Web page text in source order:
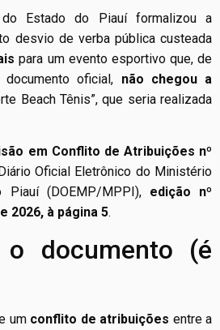
Estado do Piauí formalizou a
desvio de verba pública custeada
para um evento esportivo que, de
oficial, não chegou a
Beach Tênis”, que seria realizada
em Conflito de Atribuições nº
Oficial Eletrônico do Ministério
(DOEMP/MPPI), edição nº
2026, à página 5.
documento (é
um conflito de atribuições entre a